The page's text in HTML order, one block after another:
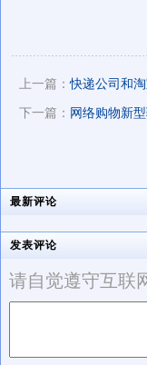
上一篇：快递公司和
下一篇： 网络购物新
最新评论
发表评论
请自觉遵守互联